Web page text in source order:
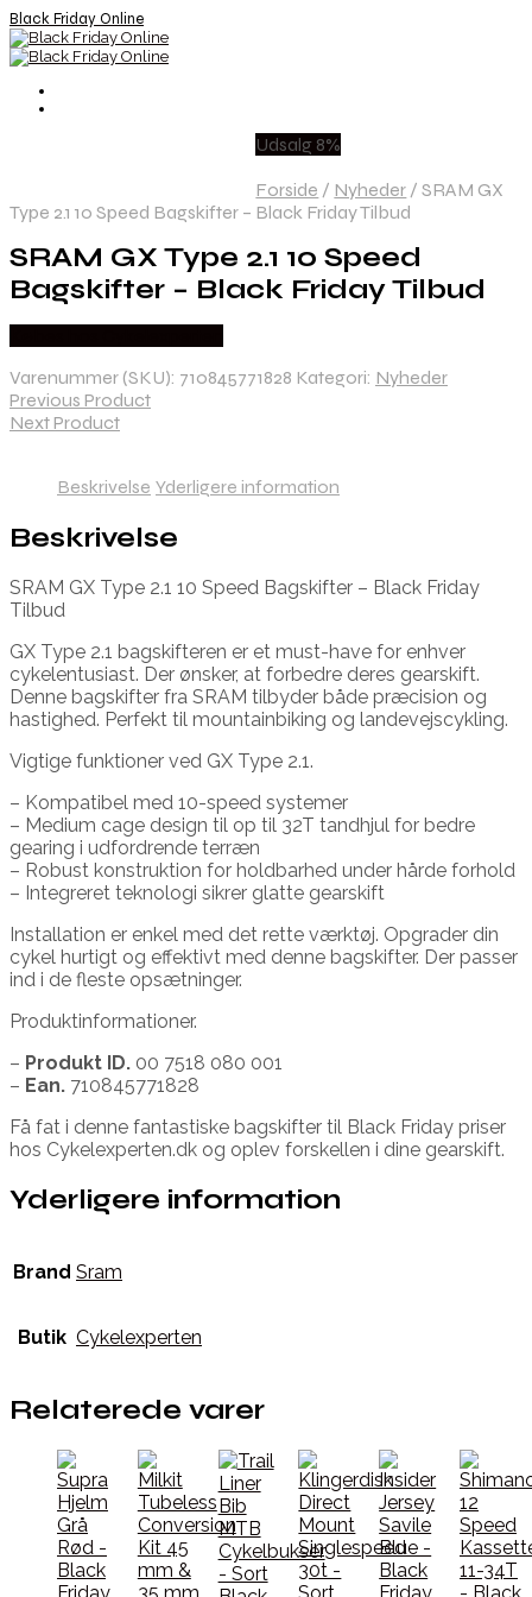
Black Friday Online
Udsalg 8%
Forside / Nyheder / SRAM GX
Type 2.1 10 Speed Bagskifter – Black Friday Tilbud
SRAM GX Type 2.1 10 Speed
Bagskifter – Black Friday Tilbud
Varenummer (SKU): 710845771828 Kategori: Nyheder
Previous Product
Next Product
Beskrivelse Yderligere information
Beskrivelse
SRAM GX Type 2.1 10 Speed Bagskifter – Black Friday
Tilbud
GX Type 2.1 bagskifteren er et must-have for enhver
cykelentusiast. Der ønsker, at forbedre deres gearskift.
Denne bagskifter fra SRAM tilbyder både præcision og
hastighed. Perfekt til mountainbiking og landevejscykling.
Vigtige funktioner ved GX Type 2.1.
– Kompatibel med 10-speed systemer
– Medium cage design til op til 32T tandhjul for bedre
gearing i udfordrende terræn
– Robust konstruktion for holdbarhed under hårde forhold
– Integreret teknologi sikrer glatte gearskift
Installation er enkel med det rette værktøj. Opgrader din
cykel hurtigt og effektivt med denne bagskifter. Der passer
ind i de fleste opsætninger.
Produktinformationer.
– Produkt ID. 00 7518 080 001
– Ean. 710845771828
Få fat i denne fantastiske bagskifter til Black Friday priser
hos Cykelexperten.dk og oplev forskellen i dine gearskift.
Yderligere information
Brand Sram
Butik Cykelexperten
Relaterede varer